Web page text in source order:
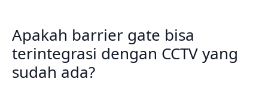
Apakah barrier gate bisa
terintegrasi dengan CCTV yang
sudah ada?